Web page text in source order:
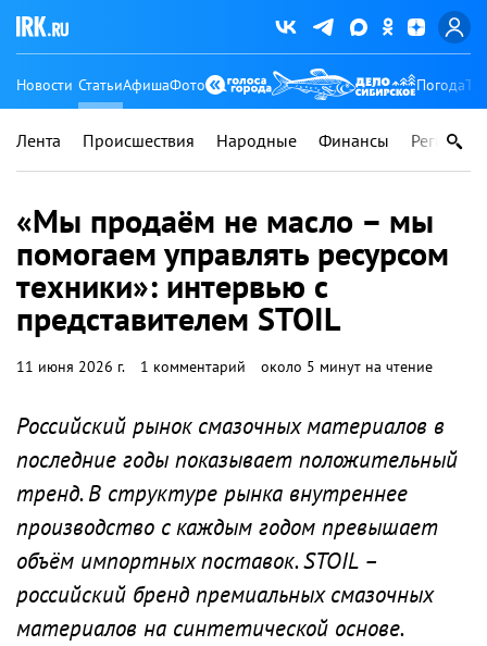
Новости СтатьиАфишаФото Погода
Лента Происшествия Народные Финансы Регионы
«Мы продаём не масло – мы
помогаем управлять ресурсом
техники»: интервью с
представителем STOIL
11 июня 2026 г. 1 комментарий около 5 минут на чтение
Российский рынок смазочных материалов в
последние годы показывает положительный
тренд. В структуре рынка внутреннее
производство с каждым годом превышает
объём импортных поставок. STOIL –
российский бренд премиальных смазочных
материалов на синтетической основе.